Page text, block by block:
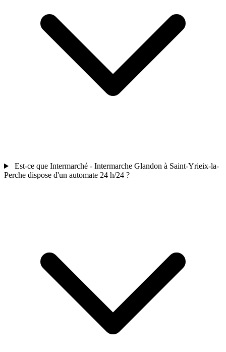
Est-ce que Intermarché - Intermarche Glandon à Saint-Yrieix-la-
Perche dispose d'un automate 24 h/24 ?